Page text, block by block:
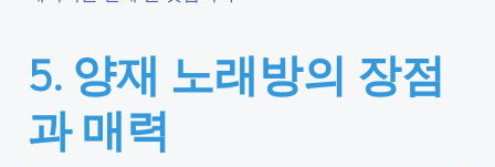
5. 양재 노래방의 장점
과 매력